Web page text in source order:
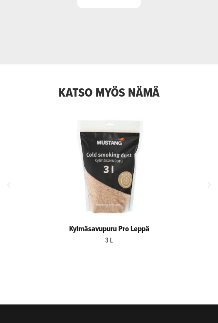
KATSO MYÖS NÄMÄ
Kylmäsavupuru Pro Leppä
3 L